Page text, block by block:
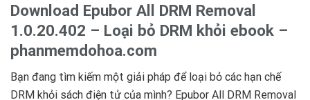
Download Epubor All DRM Removal
1.0.20.402 – Loại bỏ DRM khỏi ebook –
phanmemdohoa.com
Bạn đang tìm kiếm một giải pháp để loại bỏ các hạn chế
DRM khỏi sách điện tử của mình? Epubor All DRM Removal